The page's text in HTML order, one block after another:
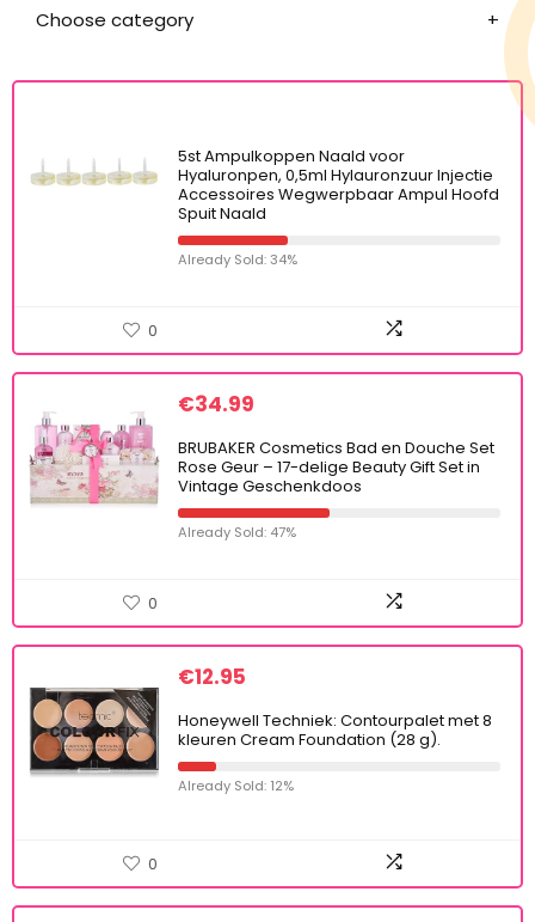
Choose category
5st Ampulkoppen Naald voor
Hyaluronpen, 0,5ml Hylauronzuur Injectie
Accessoires Wegwerpbaar Ampul Hoofd
Spuit Naald
Already Sold: 34%
0
€34.99
BRUBAKER Cosmetics Bad en Douche Set
Rose Geur – 17-delige Beauty Gift Set in
Vintage Geschenkdoos
Already Sold: 47%
0
€12.95
Honeywell Techniek: Contourpalet met 8
kleuren Cream Foundation (28 g).
Already Sold: 12%
0